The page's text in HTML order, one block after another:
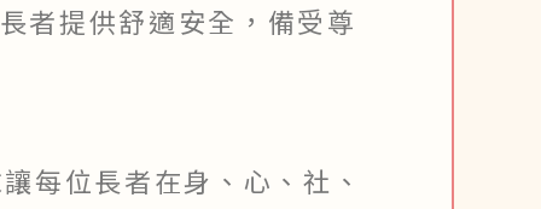
者提供舒適安全，備受尊
每位長者在身、心、社、